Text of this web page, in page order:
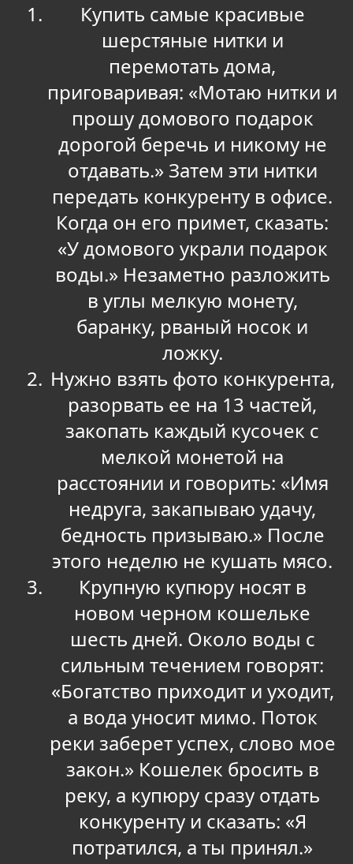
Купить самые красивые
шерстяные нитки и
перемотать дома,
приговаривая: «Мотаю нитки и
прошу домового подарок
дорогой беречь и никому не
отдавать.» Затем эти нитки
передать конкуренту в офисе.
Когда он его примет, сказать:
«У домового украли подарок
воды.» Незаметно разложить
в углы мелкую монету,
баранку, рваный носок и
ложку.
Нужно взять фото конкурента,
разорвать ее на 13 частей,
закопать каждый кусочек с
мелкой монетой на
расстоянии и говорить: «Имя
недруга, закапываю удачу,
бедность призываю.» После
этого неделю не кушать мясо.
Крупную купюру носят в
новом черном кошельке
шесть дней. Около воды с
сильным течением говорят:
«Богатство приходит и уходит,
а вода уносит мимо. Поток
реки заберет успех, слово мое
закон.» Кошелек бросить в
реку, а купюру сразу отдать
конкуренту и сказать: «Я
потратился, а ты принял.»